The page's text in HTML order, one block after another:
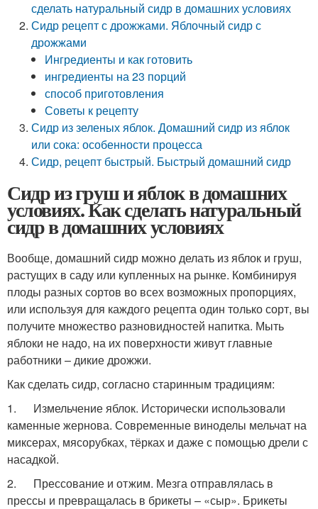
сделать натуральный сидр в домашних условиях
Сидр рецепт с дрожжами. Яблочный сидр с
дрожжами
Ингредиенты и как готовить
ингредиенты на 23 порций
способ приготовления
Советы к рецепту
Сидр из зеленых яблок. Домашний сидр из яблок
или сока: особенности процесса
Сидр, рецепт быстрый. Быстрый домашний сидр
Сидр из груш и яблок в домашних
условиях. Как сделать натуральный
сидр в домашних условиях
Вообще, домашний сидр можно делать из яблок и груш,
растущих в саду или купленных на рынке. Комбинируя
плоды разных сортов во всех возможных пропорциях,
или используя для каждого рецепта один только сорт, вы
получите множество разновидностей напитка. Мыть
яблоки не надо, на их поверхности живут главные
работники – дикие дрожжи.
Как сделать сидр, согласно старинным традициям:
1. Измельчение яблок. Исторически использовали
каменные жернова. Современные виноделы мельчат на
миксерах, мясорубках, тёрках и даже с помощью дрели с
насадкой.
2. Прессование и отжим. Мезга отправлялась в
прессы и превращалась в брикеты – «сыр». Брикеты